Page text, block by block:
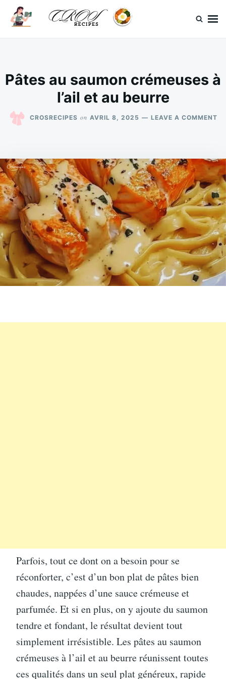
SkipSearch
for:
Pâtes au saumon crémeuses à
l’ail et au beurre
CROSRECIPES on AVRIL 8, 2025 LEAVE A COMMENT
À
ET
Parfois, tout ce dont on a besoin pour se
réconforter, c’est d’un bon plat de pâtes bien
chaudes, nappées d’une sauce crémeuse et
parfumée. Et si en plus, on y ajoute du saumon
tendre et fondant, le résultat devient tout
simplement irrésistible. Les pâtes au saumon
crémeuses à l’ail et au beurre réunissent toutes
ces qualités dans un seul plat généreux, rapide